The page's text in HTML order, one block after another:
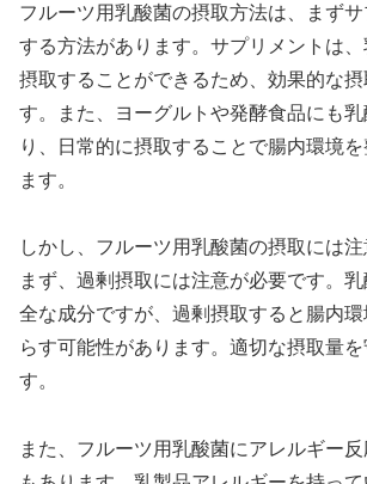
フルーツ用乳酸菌の摂取方法は、まず
する方法があります。サプリメントは
摂取することができるため、効果的な摂
す。また、ヨーグルトや発酵食品にも
り、日常的に摂取することで腸内環境
ます。
しかし、フルーツ用乳酸菌の摂取には注
まず、過剰摂取には注意が必要です。
全な成分ですが、過剰摂取すると腸内
らす可能性があります。適切な摂取量
す。
また、フルーツ用乳酸菌にアレルギー